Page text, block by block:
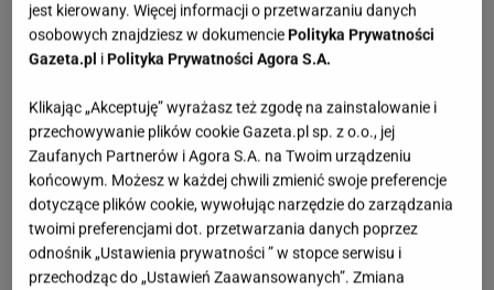
granatem, ale równie dobrze wygląda w
towarzystwie jesiennych barw: karmelu, burgundu
odcieniu może być fundamentem wielu
różnorodnych looków: od luźnego, miejskiego stylu
po bardziej wyrafinowane połączenia do pracy czy
na spotkanie z przyjaciółmi. Noś go do klasycznych
jeansów ibotków, zarzuć na lekką sukienkę albo
zestaw z eleganckimi spodniami w kant – w każdej
jest kierowany. Więcej informacji o przetwarzaniu danych
osobowych znajdziesz w dokumencie Polityka Prywatności
Gazeta.pl i Polityka Prywatności Agora S.A.
Klikając „Akceptuję” wyrażasz też zgodę na zainstalowanie i
przechowywanie plików cookie Gazeta.pl sp. z o.o., jej
Zaufanych Partnerów i Agora S.A. na Twoim urządzeniu
końcowym. Możesz w każdej chwili zmienić swoje preferencje
dotyczące plików cookie, wywołując narzędzie do zarządzania
twoimi preferencjami dot. przetwarzania danych poprzez
odnośnik „Ustawienia prywatności ” w stopce serwisu i
przechodząc do „Ustawień Zaawansowanych”. Zmiana